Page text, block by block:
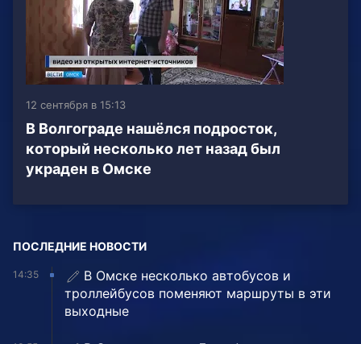
12 сентября в 15:13
В Волгограде нашёлся подросток,
который несколько лет назад был
украден в Омске
ПОСЛЕДНИЕ НОВОСТИ
14:35
В Омске несколько автобусов и
троллейбусов поменяют маршруты в эти
выходные